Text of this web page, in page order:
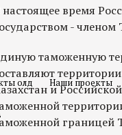
олд Наши проекты
настоящее время
-
таможенную
и
границей